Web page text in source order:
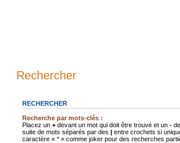
Rechercher
RECHERCHER
Recherche par mots-clés :
Placez un +devant un mot qui doit être trouvé et un -
suite de mots séparés par des |entre crochets si
caractère « * » comme joker pour des recherches